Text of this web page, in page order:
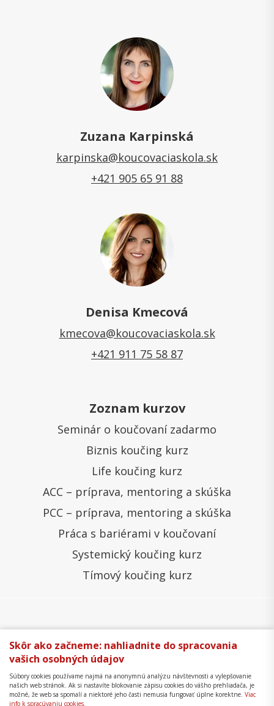
Zuzana Karpinská
karpinska@koucovaciaskola.sk
+421 905 65 91 88
Denisa Kmecová
kmecova@koucovaciaskola.sk
+421 911 75 58 87
Zoznam kurzov
Seminár o koučovaní zadarmo
Biznis koučing kurz
Life koučing kurz
ACC – príprava, mentoring a skúška
PCC – príprava, mentoring a skúška
Práca s bariérami v koučovaní
Systemický koučing kurz
Tímový koučing kurz
Všeobecné obchodné podmienky
Správa cookies
Ochrana osobných údajov
Formulár na odstúpenie
Mapa stránky
Skôr ako začneme: nahliadnite do spracovania
vašich osobných údajov
Súbory cookies používame najmä na anonymnú analýzu návštevnosti a vylepšovanie
našich web stránok. Ak si nastavíte blokovanie zápisu cookies do vášho prehliadača, je
možné, že web sa spomalí a niektoré jeho časti nemusia fungovať úplne korektne. Viac
info k spracúvaniu cookies.